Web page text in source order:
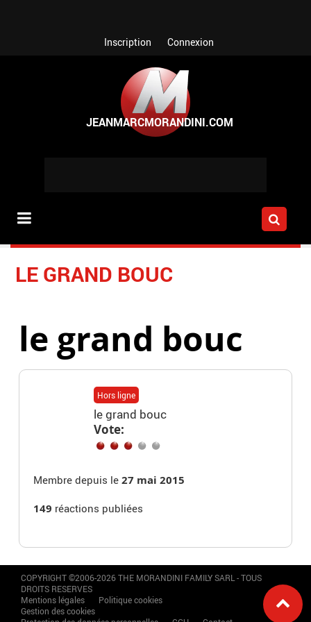
Inscription Connexion
LE GRAND BOUC
le grand bouc
Hors ligne
le grand bouc
Vote:
Membre depuis le27 mai 2015
149 réactions publiées
COPYRIGHT ©2006-2026 THE MORANDINI FAMILY SARL - TOUS
DROITS RESERVES
Mentions légales
Politique cookies
Gestion des cookies